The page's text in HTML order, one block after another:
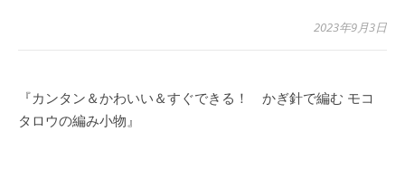
2023年9月3日
『カンタン＆かわいい＆すぐできる！ かぎ針で編む モコ
タロウの編み小物』